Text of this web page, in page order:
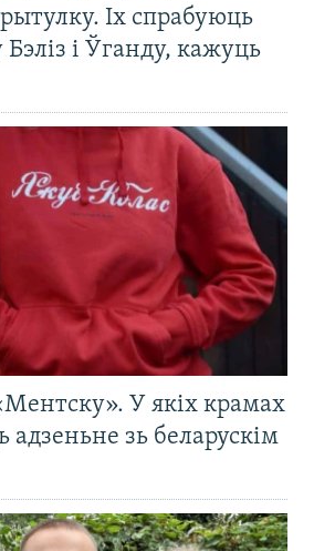
Іх спрабуюць
Бэліз і Ўганду, кажуць
У якіх крамах
адзеньне зь беларускім